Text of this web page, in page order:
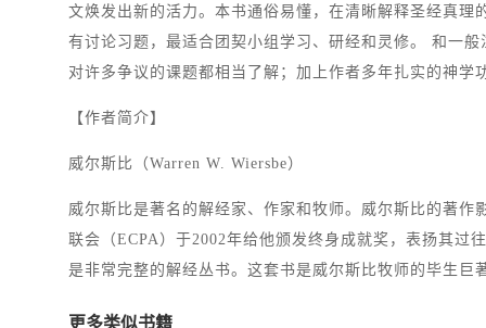
文焕发出新的活力。本书通俗易懂，在清晰解释圣经真
有讨论习题，最适合团契小组学习、研经和灵修。 和一
对许多争议的课题都相当了解；加上作者多年扎实的神学
【作者简介】
威尔斯比（Warren W. Wiersbe）
威尔斯比是著名的解经家、作家和牧师。威尔斯比的著
联会（ECPA）于2002年给他颁发终身成就奖，表扬其过
是非常完整的解经丛书。这套书是威尔斯比牧师的毕生巨
更多类似书籍